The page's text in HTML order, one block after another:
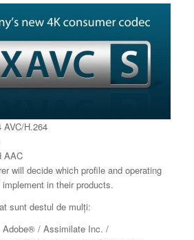
H.264
AAC
will decide which profile and operating
in their products.
sunt destul de mulți:
Adobe® / Assimilate Inc. /